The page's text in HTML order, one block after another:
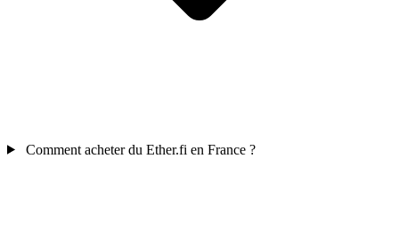
Comment acheter du Ether.fi en France ?